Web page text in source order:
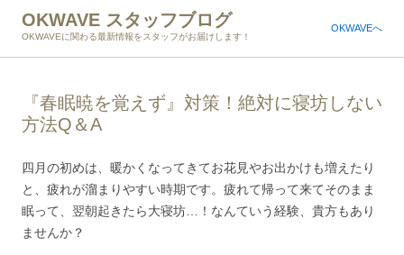
OKWAVE スタッフブログ
OKWAVEに関わる最新情報をスタッフがお届けします！
OKWAVEへ
『春眠暁を覚えず』対策！絶対に寝坊しない
方法Q＆A
四月の初めは、暖かくなってきてお花見やお出かけも増えたり
と、疲れが溜まりやすい時期です。疲れて帰って来てそのまま
眠って、翌朝起きたら大寝坊…！なんていう経験、貴方もあり
ませんか？